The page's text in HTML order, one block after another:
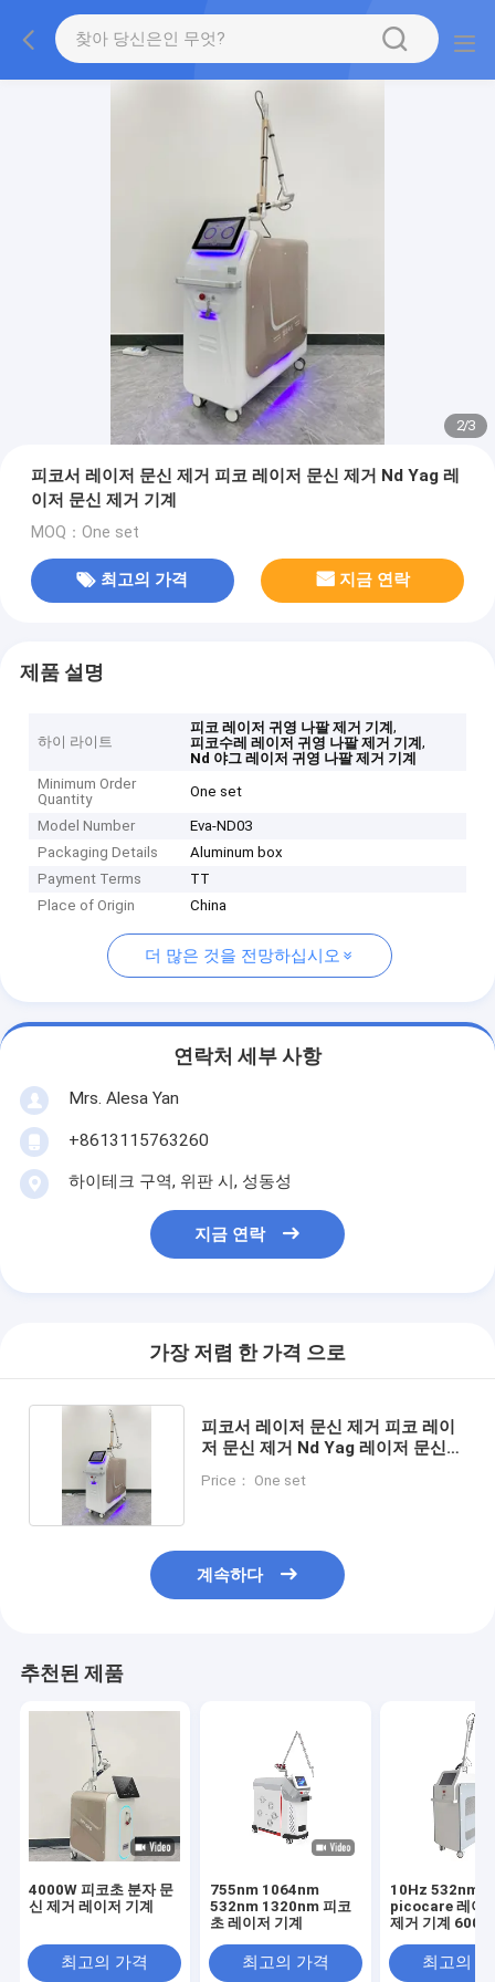
2/3
피코서 레이저 문신 제거 피코 레이저 문신 제거 Nd Yag 레
이저 문신 제거 기계
MOQ：One set
최고의 가격 지금 연락
제품 설명
하이 라이트
피코 레이저 귀영 나팔 제거 기계,
피코수레 레이저 귀영 나팔 제거 기계,
Nd 야그 레이저 귀영 나팔 제거 기계
Minimum Order
Quantity
One set
Model Number
Eva-ND03
Packaging Details
Aluminum box
Payment Terms
TT
Place of Origin
China
더 많은 것을 전망하십시오
연락처 세부 사항
Mrs. Alesa Yan
+8613115763260
하이테크 구역, 위판 시, 성동성
지금 연락
가장 저렴 한 가격 으로
피코서 레이저 문신 제거 피코 레이
저 문신 제거 Nd Yag 레이저 문신
Price： One set
계속하다
추천된 제품
4000W 피코초 분자 문
신 제거 레이저 기계
최고의 가격
755nm 1064nm
532nm 1320nm 피코
초 레이저 기계
최고의 가격
10Hz 532nm
picocare 레이
제거 기계
최고의